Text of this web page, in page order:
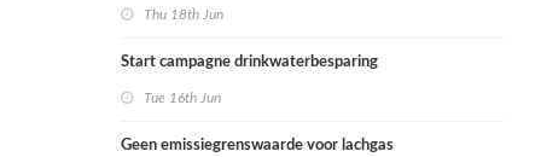
Thu 18th Jun
Start campagne drinkwaterbesparing
Tue 16th Jun
Geen emissiegrenswaarde voor lachgas